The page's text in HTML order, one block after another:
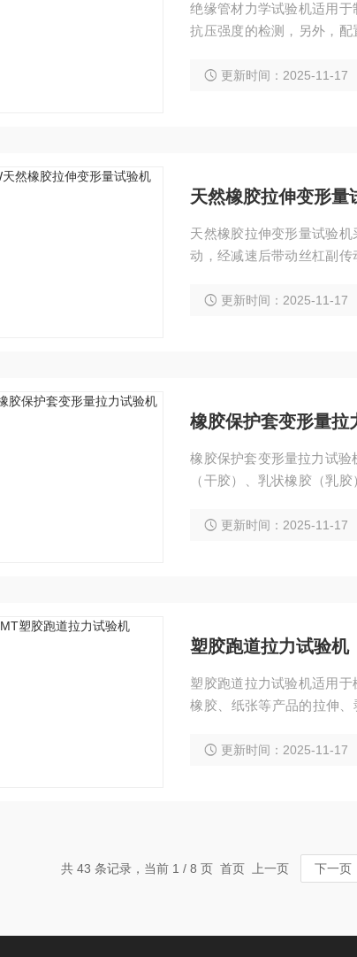
绝缘管材力学试验机适用于
抗压强度的检测，另外，
更新时间：2025-11-17
天然橡胶拉伸变形量
天然橡胶拉伸变形量试验
动，经减速后带动丝杠副
等功能。更新时间：2025-11-17
橡胶保护套变形量拉
橡胶保护套变形量拉力试
（干胶）、乳状橡胶（乳
更新时间：2025-11-17
塑胶跑道拉力试验机
塑胶跑道拉力试验机适用于
橡胶、纸张等产品的拉伸
更新时间：2025-11-17
共 43 条记录，当前 1 / 8 页 首页 上一页 下一页